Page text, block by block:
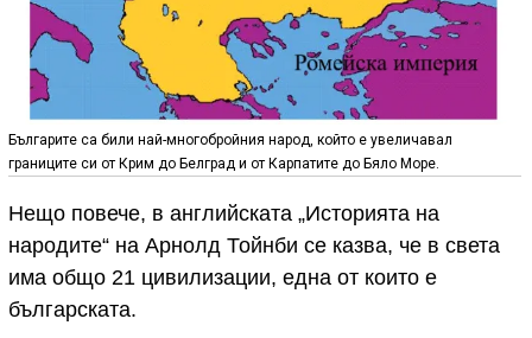
Българите са били най-многобройния народ, който е увеличавал
границите си от Крим до Белград и от Карпатите до Бяло Море.
Нещо повече, в английската „Историята на
народите“ на Арнолд Тойнби се казва, че в света
има общо 21 цивилизации, една от които е
българската.